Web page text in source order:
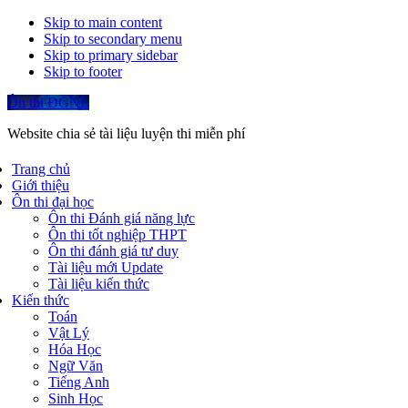
Skip to main content
Skip to secondary menu
Skip to primary sidebar
Skip to footer
Ôn thi ĐGNL
Website chia sẻ tài liệu luyện thi miễn phí
Trang chủ
Giới thiệu
Ôn thi đại học
Ôn thi Đánh giá năng lực
Ôn thi tốt nghiệp THPT
Ôn thi đánh giá tư duy
Tài liệu mới Update
Tài liệu kiến thức
Kiến thức
Toán
Vật Lý
Hóa Học
Ngữ Văn
Tiếng Anh
Sinh Học